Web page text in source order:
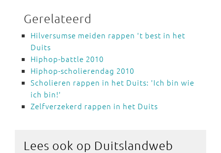
Gerelateerd
Hilversumse meiden rappen 't best in het
Duits
Hiphop-battle 2010
Hiphop-scholierendag 2010
Scholieren rappen in het Duits: 'Ich bin wie
ich bin!'
Zelfverzekerd rappen in het Duits
Lees ook op Duitslandweb